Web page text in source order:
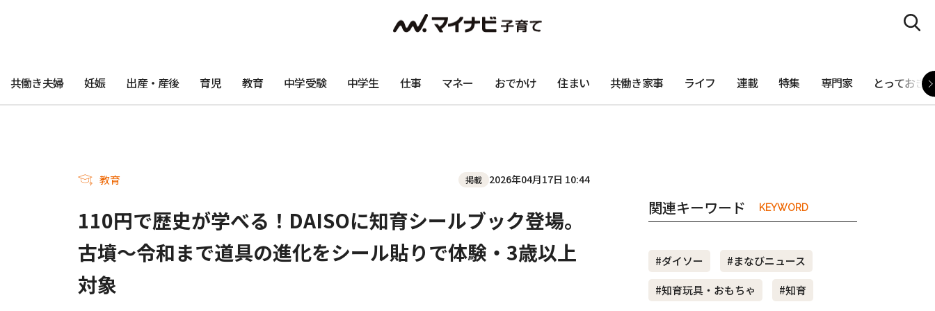
共働き夫婦 妊娠 出産・産後 育児 教育 中学受験 中学生 仕事 マネー おでかけ 住まい 共働き家事 ライフ 連載 特集 専門家 とっておき
教育 掲載 2026年04月17日 10:44
110円で歴史が学べる！DAISOに知育シールブック登場。
古墳〜令和まで道具の進化をシール貼りで体験・3歳以上
対象
関連キーワード KEYWORD
#ダイソー
#まなびニュース
#知育玩具・おもちゃ
#知育